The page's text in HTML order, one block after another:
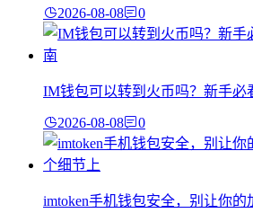
2026-08-08 0
IM钱包可以转到火币吗？新手必
2026-08-08 0
imtoken手机钱包安全，别让你